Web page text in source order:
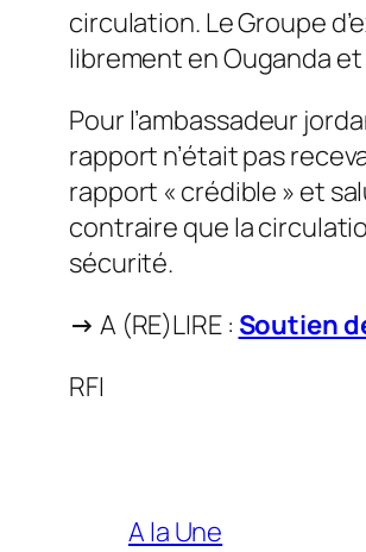
circulation. Le Groupe
librement en Ouganda
Pour l’ambassadeur
rapport n’était pas
rapport « crédible » et
contraire que la
sécurité.
→ A (RE)LIRE : Soutien
RFI
A la Une